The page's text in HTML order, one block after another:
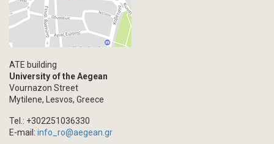
ATE building
University of the Aegean
Vournazon Street
Mytilene, Lesvos, Greece
Tel.: +302251036330
E-mail: info_ro@aegean.gr